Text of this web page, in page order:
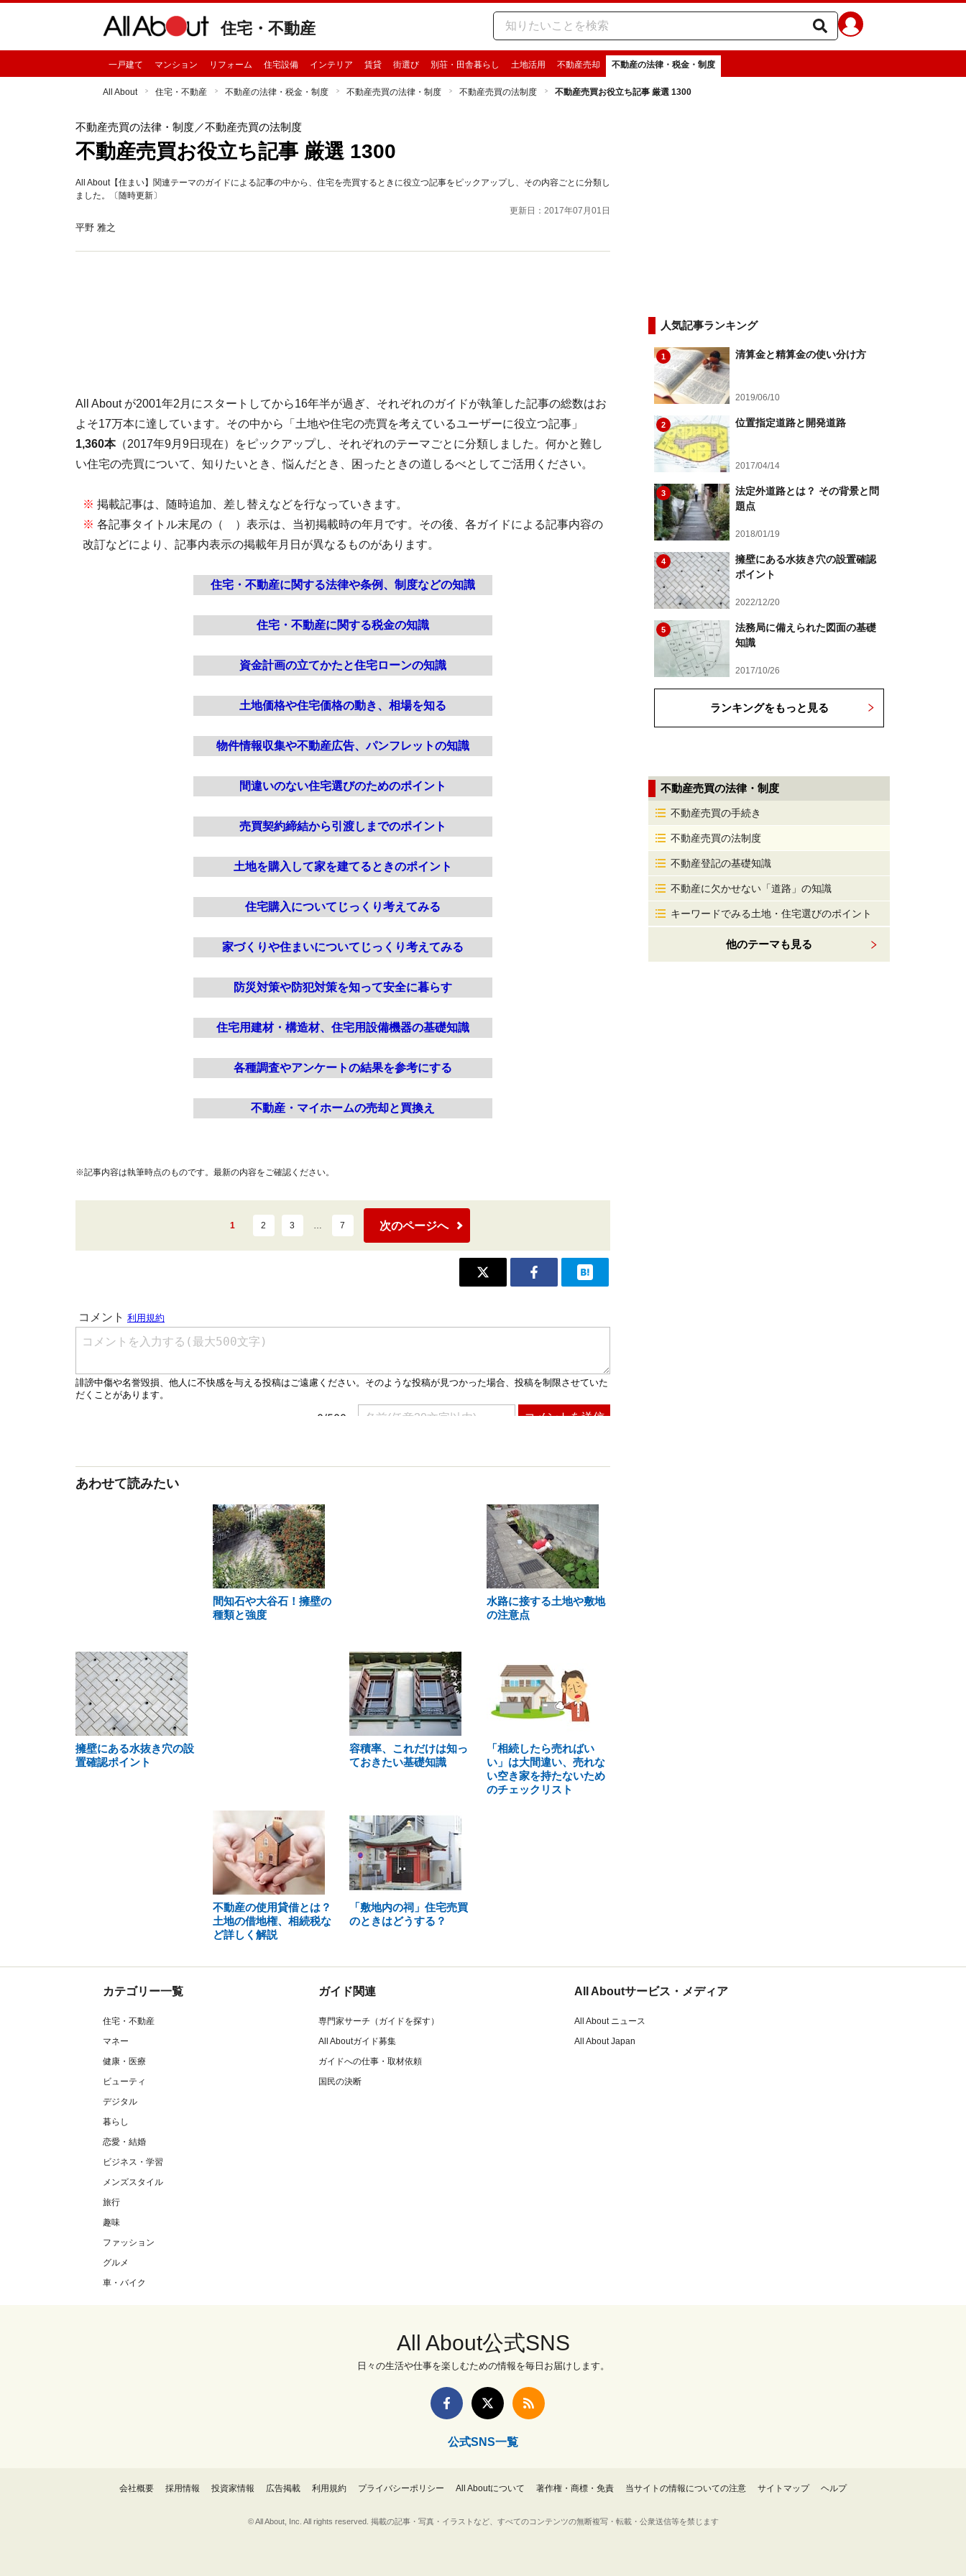
住宅・不動産
一戸建て マンション リフォーム 住宅設備 インテリア 賃貸 街選び 別荘・田舎暮らし 土地活用 不動産売却 不動産の法律・税金・制度
All About 住宅・不動産 不動産の法律・税金・制度 不動産売買の法律・制度 不動産売買の法制度 不動産売買お役立ち記事 厳選 1300
不動産売買の法律・制度／不動産売買の法制度
不動産売買お役立ち記事 厳選 1300
All About【住まい】関連テーマのガイドによる記事の中から、住宅を売買するときに役立つ記事をピックアップし、その内容ごとに分類し
ました。〔随時更新〕
更新日：2017年07月01日
平野 雅之
All About が2001年2月にスタートしてから16年半が過ぎ、それぞれのガイドが執筆した記事の総数はお
よそ17万本に達しています。その中から「土地や住宅の売買を考えているユーザーに役立つ記事」
1,360本（2017年9月9日現在）をピックアップし、それぞれのテーマごとに分類しました。何かと難し
い住宅の売買について、知りたいとき、悩んだとき、困ったときの道しるべとしてご活用ください。
※ 掲載記事は、随時追加、差し替えなどを行なっていきます。
※ 各記事タイトル末尾の（ ）表示は、当初掲載時の年月です。その後、各ガイドによる記事内容の
改訂などにより、記事内表示の掲載年月日が異なるものがあります。
住宅・不動産に関する法律や条例、制度などの知識
住宅・不動産に関する税金の知識
資金計画の立てかたと住宅ローンの知識
土地価格や住宅価格の動き、相場を知る
物件情報収集や不動産広告、パンフレットの知識
間違いのない住宅選びのためのポイント
売買契約締結から引渡しまでのポイント
土地を購入して家を建てるときのポイント
住宅購入についてじっくり考えてみる
家づくりや住まいについてじっくり考えてみる
防災対策や防犯対策を知って安全に暮らす
住宅用建材・構造材、住宅用設備機器の基礎知識
各種調査やアンケートの結果を参考にする
不動産・マイホームの売却と買換え
※記事内容は執筆時点のものです。最新の内容をご確認ください。
1 2 3 … 7 次のページへ
あわせて読みたい
間知石や大谷石！擁壁の
種類と強度
水路に接する土地や敷地
の注意点
擁壁にある水抜き穴の設
置確認ポイント
容積率、これだけは知っ
ておきたい基礎知識
「相続したら売ればい
い」は大間違い、売れな
い空き家を持たないため
のチェックリスト
不動産の使用貸借とは？
土地の借地権、相続税な
ど詳しく解説
「敷地内の祠」住宅売買
のときはどうする？
人気記事ランキング
1 清算金と精算金の使い分け方
2019/06/10
2 位置指定道路と開発道路
2017/04/14
3
法定外道路とは？ その背景と問
題点
2018/01/19
4
擁壁にある水抜き穴の設置確認
ポイント
2022/12/20
5
法務局に備えられた図面の基礎
知識
2017/10/26
ランキングをもっと見る
不動産売買の法律・制度
不動産売買の手続き
不動産売買の法制度
不動産登記の基礎知識
不動産に欠かせない「道路」の知識
キーワードでみる土地・住宅選びのポイント
他のテーマも見る
カテゴリー一覧
住宅・不動産
マネー
健康・医療
ビューティ
デジタル
暮らし
恋愛・結婚
ビジネス・学習
メンズスタイル
旅行
趣味
ファッション
グルメ
車・バイク
ガイド関連
専門家サーチ（ガイドを探す）
All Aboutガイド募集
ガイドへの仕事・取材依頼
国民の決断
All Aboutサービス・メディア
All About ニュース
All About Japan
All About公式SNS
日々の生活や仕事を楽しむための情報を毎日お届けします。
公式SNS一覧
会社概要 採用情報 投資家情報 広告掲載 利用規約 プライバシーポリシー All Aboutについて 著作権・商標・免責 当サイトの情報についての注意 サイトマップ ヘルプ
© All About, Inc. All rights reserved. 掲載の記事・写真・イラストなど、すべてのコンテンツの無断複写・転載・公衆送信等を禁じます